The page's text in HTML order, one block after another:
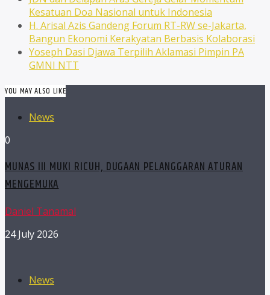
Kesatuan Doa Nasional untuk Indonesia
H. Arisal Azis Gandeng Forum RT-RW se-Jakarta,
Bangun Ekonomi Kerakyatan Berbasis Kolaborasi
Yoseph Dasi Djawa Terpilih Aklamasi Pimpin PA
GMNI NTT
YOU MAY ALSO LIKE
News
0
MUNAS III MUKI RICUH, DUGAAN PELANGGARAN ATURAN
MENGEMUKA
Daniel Tanamal
24 July 2026
News